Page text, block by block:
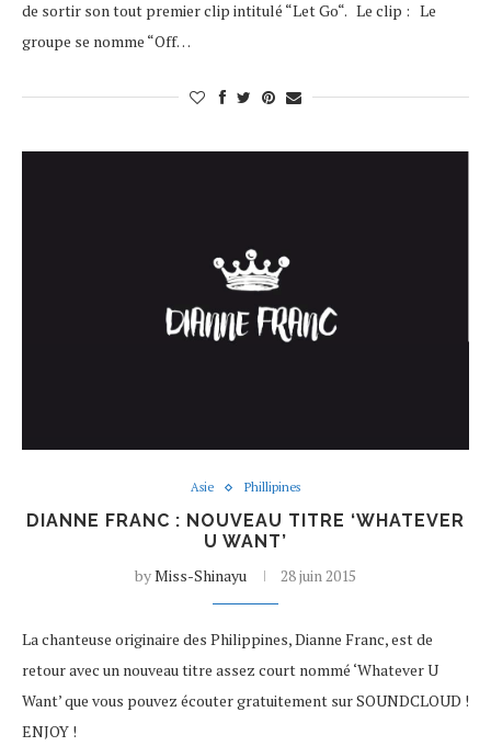
de sortir son tout premier clip intitulé “Let Go“. Le clip : Le
groupe se nomme “Off…
Asie Phillipines
DIANNE FRANC : NOUVEAU TITRE ‘WHATEVER
U WANT’
byMiss-Shinayu 28 juin 2015
La chanteuse originaire des Philippines, Dianne Franc, est de
retour avec un nouveau titre assez court nommé ‘Whatever U
Want’ que vous pouvez écouter gratuitement sur SOUNDCLOUD !
ENJOY !